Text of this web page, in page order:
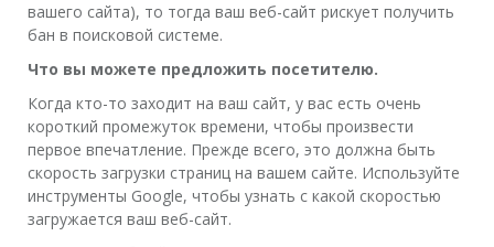
вашего сайта), то тогда ваш веб-сайт рискует получить
бан в поисковой системе.
Что вы можете предложить посетителю.
Когда кто-то заходит на ваш сайт, у вас есть очень
короткий промежуток времени, чтобы произвести
первое впечатление. Прежде всего, это должна быть
скорость загрузки страниц на вашем сайте. Используйте
инструменты Google, чтобы узнать с какой скоростью
загружается ваш веб-сайт.